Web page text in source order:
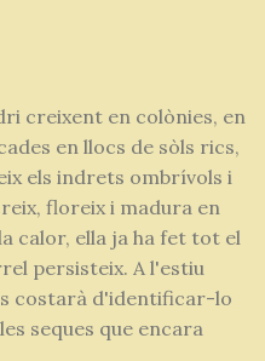
creixent en colònies, en
en llocs de sòls rics,
els indrets ombrívols i
floreix i madura en
calor, ella ja ha fet tot el
persisteix. A l'estiu
costarà d'identificar-lo
seques que encara